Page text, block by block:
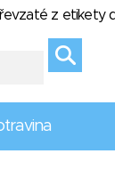
z etikety